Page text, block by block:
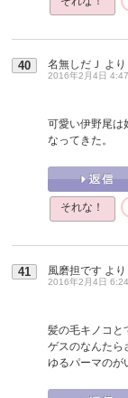
40 名無しだＪ より
2016年2月4日
可愛い伊野尾は
なってきた。
それな！
41 風磨担です より
2016年2月4日
髪の毛キノコと
ゲスのなんたら
ゆるパーマのが